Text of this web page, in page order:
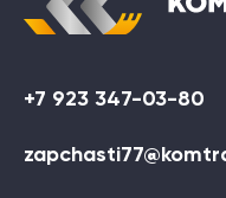
+7 923 347-03-80